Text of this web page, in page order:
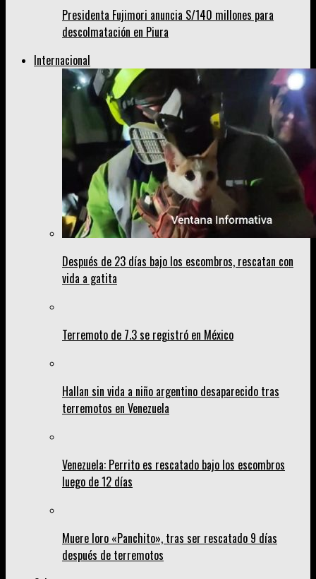
Presidenta Fujimori anuncia S/140 millones para
descolmatación en Piura
Internacional
Después de 23 días bajo los escombros, rescatan con
vida a gatita
Terremoto de 7.3 se registró en México
Hallan sin vida a niño argentino desaparecido tras
terremotos en Venezuela
Venezuela: Perrito es rescatado bajo los escombros
luego de 12 días
Muere loro «Panchito», tras ser rescatado 9 días
después de terremotos